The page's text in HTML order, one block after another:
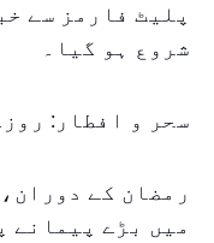
پلیٹ فارمز سے
شروع ہو گیا۔
سحر و افطار:
رمضان کے
میں بڑے پیمانے